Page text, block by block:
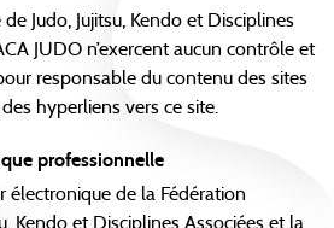
de Judo, Jujitsu, Kendo et Disciplines
JUDO n’exercent aucun contrôle et
responsable du contenu des sites
hyperliens vers ce site.
professionnelle
électronique de la Fédération
Kendo et Disciplines Associées et la